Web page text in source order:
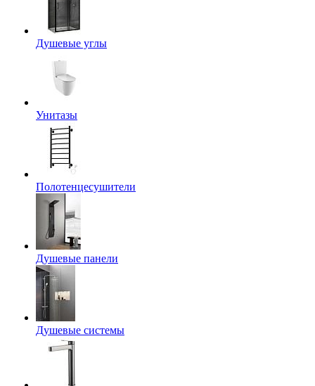
Душевые углы
Унитазы
Полотенцесушители
Душевые панели
Душевые системы